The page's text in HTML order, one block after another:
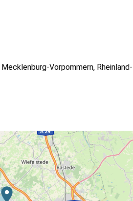
Mecklenburg-Vorpommern,